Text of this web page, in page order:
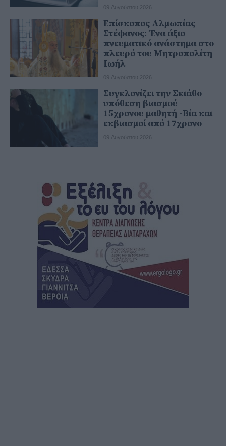
09 Αυγούστου 2026
Επίσκοπος Αλμωπίας
Στέφανος: Ένα άξιο
πνευματικό ανάστημα στο
πλευρό του Μητροπολίτη
Ιωήλ
09 Αυγούστου 2026
Συγκλονίζει την Σκιάθο
υπόθεση βιασμού
15χρονου μαθητή -Βία και
εκβιασμοί από 17χρονο
09 Αυγούστου 2026